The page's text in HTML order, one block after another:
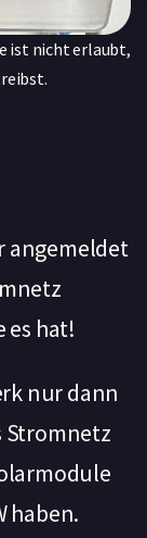
ist nicht erlaubt,
angemeldet
es hat!
nur dann
Stromnetz
haben.